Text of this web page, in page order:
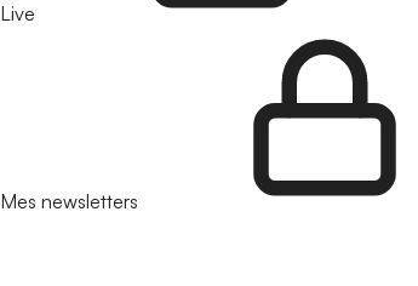
Live
Mes newsletters